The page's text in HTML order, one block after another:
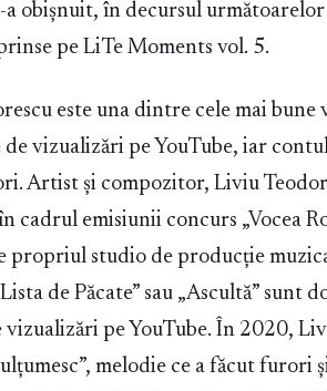
a obișnuit, în decursul
pe LiTe Moments vol. 5.
este una dintre cele mai bune
de vizualizări pe YouTube, iar
Artist și compozitor, Liviu
cadrul emisiunii concurs „Vocea
propriul studio de producție
de Păcate” sau „Ascultă”
pe YouTube. În 2020,
melodie ce a făcut furori